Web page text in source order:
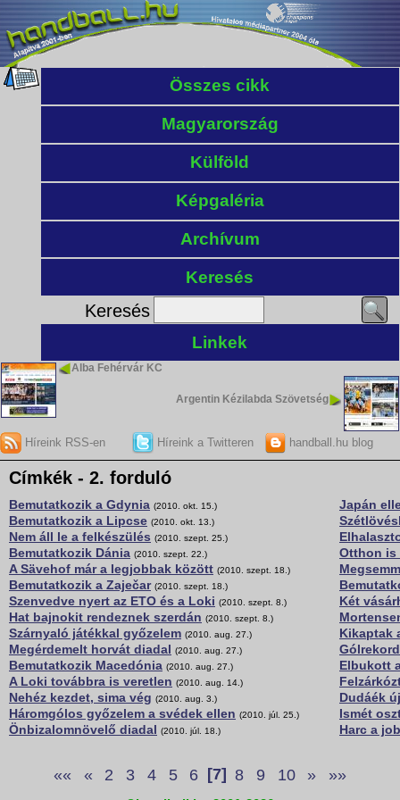
Összes cikk
Magyarország
Külföld
Képgaléria
Archívum
Keresés
Keresés
Linkek
Alba Fehérvár KC
Argentin Kézilabda Szövetség
Híreink RSS-en Híreink a Twitteren handball.hu blog
Címkék - 2. forduló
Bemutatkozik a Gdynia (2010. okt. 15.)
Bemutatkozik a Lipcse (2010. okt. 13.)
Nem áll le a felkészülés (2010. szept. 25.)
Bemutatkozik Dánia (2010. szept. 22.)
A Sävehof már a legjobbak között (2010. szept. 18.)
Bemutatkozik a Zaječar (2010. szept. 18.)
Szenvedve nyert az ETO és a Loki (2010. szept. 8.)
Hat bajnokit rendeznek szerdán (2010. szept. 8.)
Szárnyaló játékkal győzelem (2010. aug. 27.)
Megérdemelt horvát diadal (2010. aug. 27.)
Bemutatkozik Macedónia (2010. aug. 27.)
A Loki továbbra is veretlen (2010. aug. 14.)
Nehéz kezdet, sima vég (2010. aug. 3.)
Háromgólos győzelem a svédek ellen (2010. júl. 25.)
Önbizalomnövelő diadal (2010. júl. 18.)
Japán
Otthon is
Két
Kikaptak
Elbukott
Dudáék
Ismét
Harc a
«« « 2 3 4 5 6 [7] 8 9 10 » »»